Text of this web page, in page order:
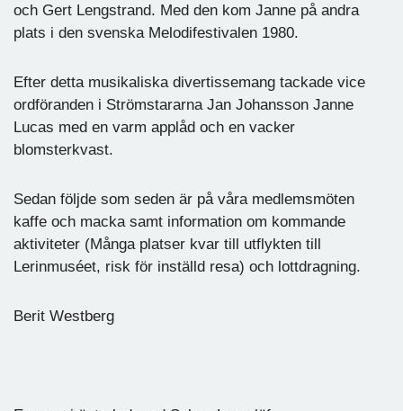
och Gert Lengstrand. Med den kom Janne på andra
plats i den svenska Melodifestivalen 1980.
Efter detta musikaliska divertissemang tackade vice
ordföranden i Strömstararna Jan Johansson Janne
Lucas med en varm applåd och en vacker
blomsterkvast.
Sedan följde som seden är på våra medlemsmöten
kaffe och macka samt information om kommande
aktiviteter (Många platser kvar till utflykten till
Lerinmuséet, risk för inställd resa) och lottdragning.
Berit Westberg